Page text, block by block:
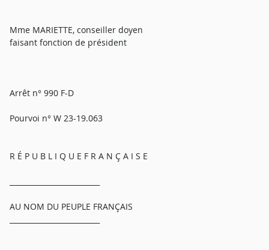
Mme MARIETTE, conseiller doyen
faisant fonction de président
Arrêt n° 990 F-D
Pourvoi n° W 23-19.063
R É P U B L I Q U E F R A N Ç A I S E
AU NOM DU PEUPLE FRANÇAIS